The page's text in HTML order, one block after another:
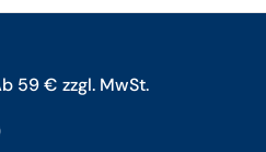
59 € zzgl. MwSt.